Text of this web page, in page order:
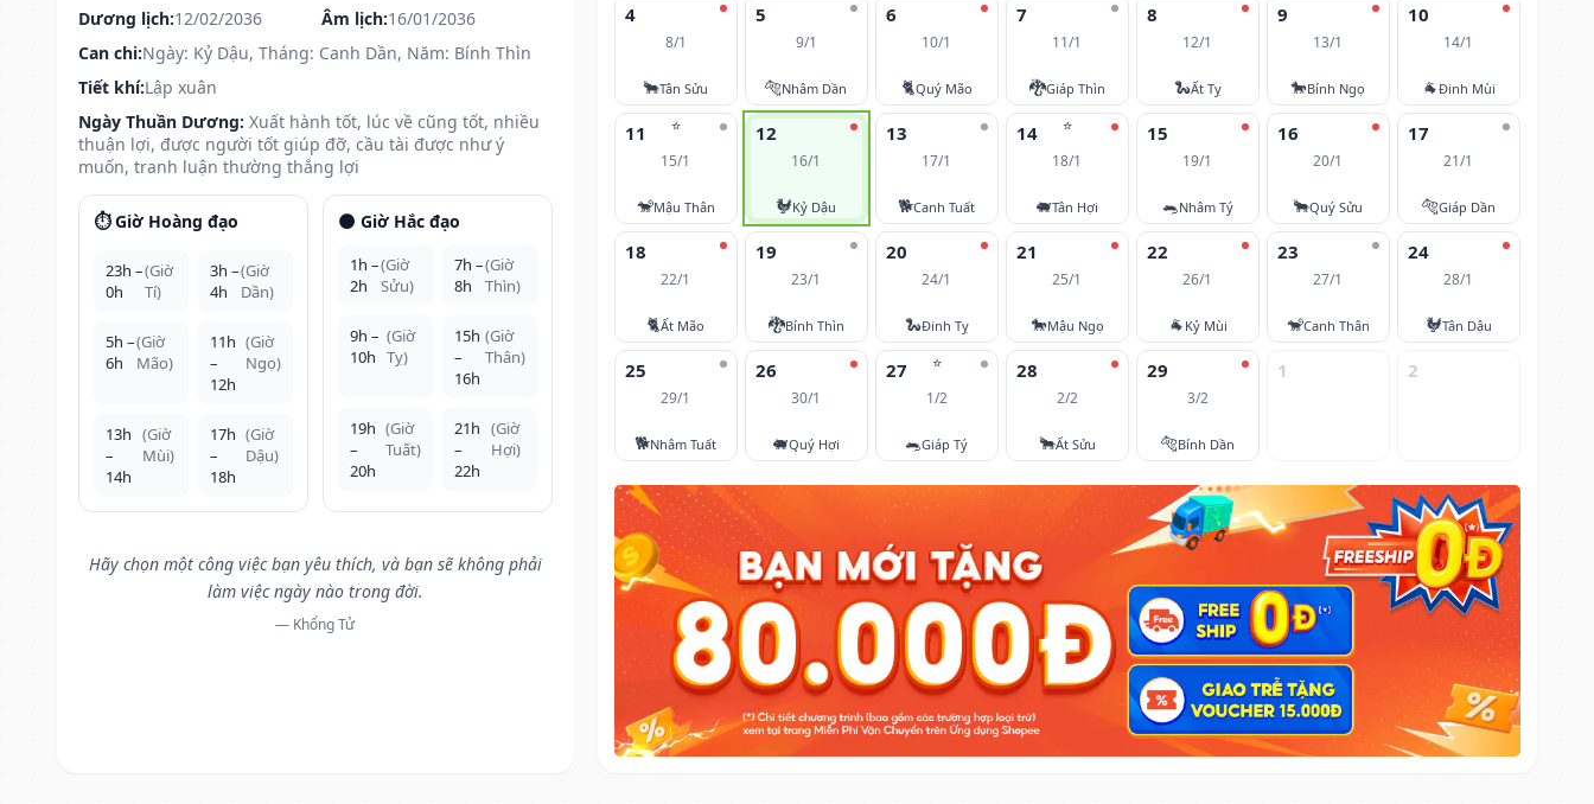
Dương lịch:12/02/2036 Âm lịch:16/01/2036
Can chi:Ngày: Kỷ Dậu, Tháng: Canh Dần, Năm: Bính Thìn
Tiết khí:Lập xuân
Ngày Thuần Dương: Xuất hành tốt, lúc về cũng tốt, nhiều
thuận lợi, được người tốt giúp đỡ, cầu tài được như ý
muốn, tranh luận thường thắng lợi
⏱️ Giờ Hoàng đạo
23h –
0h
(Giờ
Tí)
3h –
4h
(Giờ
Dần)
5h –
6h
(Giờ
Mão)
11h
–
12h
(Giờ
Ngọ)
13h
–
14h
(Giờ
Mùi)
17h
–
18h
(Giờ
Dậu)
🌑 Giờ Hắc đạo
1h –
2h
(Giờ
Sửu)
7h –
8h
(Giờ
Thìn)
9h –
10h
(Giờ
Tỵ)
15h
–
16h
(Giờ
Thân)
19h
–
20h
(Giờ
Tuất)
21h
–
22h
(Giờ
Hợi)
Hãy chọn một công việc bạn yêu thích, và bạn sẽ không phải
làm việc ngày nào trong đời.
— Khổng Tử
4
8/1
🐂Tân Sửu
5
9/1
🐅Nhâm Dần
6
10/1
🐈Quý Mão
7
11/1
🐉Giáp Thìn
8
12/1
🐍Ất Tỵ
9
13/1
🐎Bính Ngọ
10
14/1
🐐Đinh Mùi
⭐
11
15/1
🐒Mậu Thân
12
16/1
🐓Kỷ Dậu
13
17/1
🐕Canh Tuất
⭐
14
18/1
🐖Tân Hợi
15
19/1
🐀Nhâm Tý
16
20/1
🐂Quý Sửu
17
21/1
🐅Giáp Dần
18
22/1
🐈Ất Mão
19
23/1
🐉Bính Thìn
20
24/1
🐍Đinh Tỵ
21
25/1
🐎Mậu Ngọ
22
26/1
🐐 Kỷ Mùi
23
27/1
🐒Canh Thân
24
28/1
🐓Tân Dậu
25
29/1
🐕Nhâm Tuất
26
30/1
🐖Quý Hợi
⭐
27
1/2
🐀Giáp Tý
28
2/2
🐂Ất Sửu
29
3/2
🐅Bính Dần
1 2